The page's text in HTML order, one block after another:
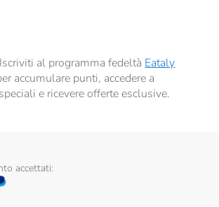
personalizzate, in caso di consenso prestato ai
al programma fedeltà Eataly
accumulare punti, accedere a
e ricevere offerte esclusive.
accettati: